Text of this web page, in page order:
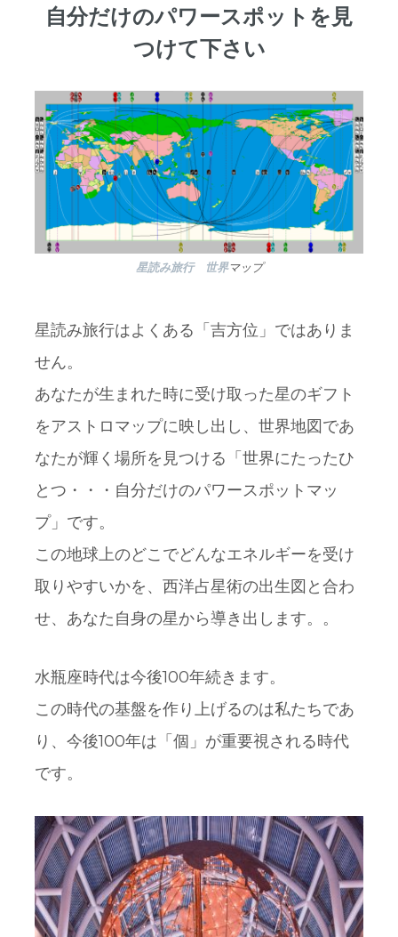
自分だけのパワースポットを見
つけて下さい
星読み旅行 世界マップ
星読み旅行はよくある「吉方位」ではありま
せん。
あなたが生まれた時に受け取った星のギフト
をアストロマップに映し出し、世界地図であ
なたが輝く場所を見つける「世界にたったひ
とつ・・・自分だけのパワースポットマッ
プ」です。
この地球上のどこでどんなエネルギーを受け
取りやすいかを、西洋占星術の出生図と合わ
せ、あなた自身の星から導き出します。。
水瓶座時代は今後100年続きます。
この時代の基盤を作り上げるのは私たちであ
り、今後100年は「個」が重要視される時代
です。